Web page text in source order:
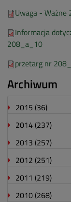
Uwaga - Ważne
Informacja
208_a_10
przetarg nr
Archiwum
2015 (36)
2014 (237)
2013 (257)
2012 (251)
2011 (219)
2010 (268)